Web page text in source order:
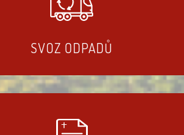
SVOZ ODPADŮ